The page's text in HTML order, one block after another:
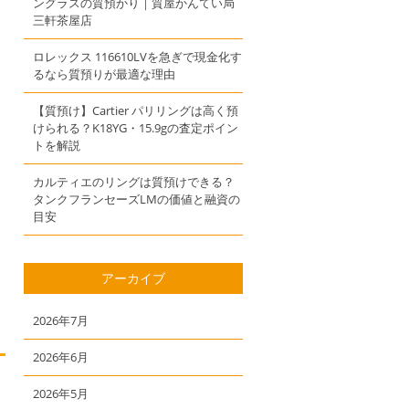
三軒茶屋店
ロレックス 116610LVを急ぎで現金化す
るなら質預りが最適な理由
【質預け】Cartier パリリングは高く預
けられる？K18YG・15.9gの査定ポイン
トを解説
カルティエのリングは質預けできる？
タンクフランセーズLMの価値と融資の
目安
アーカイブ
2026年7月
2026年6月
2026年5月